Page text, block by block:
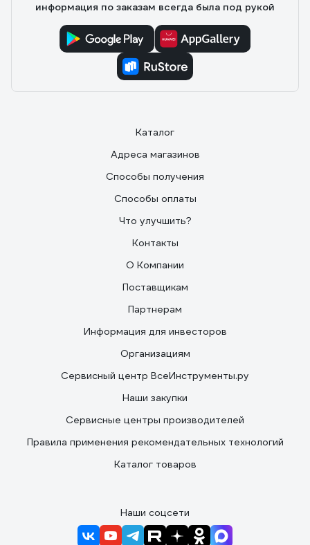
информация по заказам всегда была под рукой
Каталог
Адреса магазинов
Способы получения
Способы оплаты
Что улучшить?
Контакты
О Компании
Поставщикам
Партнерам
Информация для инвесторов
Организациям
Сервисный центр ВсеИнструменты.ру
Наши закупки
Сервисные центры производителей
Правила применения рекомендательных технологий
Каталог товаров
Наши соцсети